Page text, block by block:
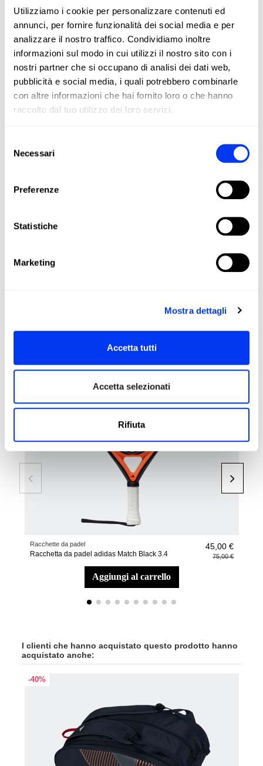
Utilizziamo i cookie per personalizzare contenuti ed
annunci, per fornire funzionalità dei social media e per
analizzare il nostro traffico. Condividiamo inoltre
informazioni sul modo in cui utilizzi il nostro sito con i
nostri partner che si occupano di analisi dei dati web,
pubblicità e social media, i quali potrebbero combinarle
con altre informazioni che hai fornito loro o che hanno
raccolto dal tuo utilizzo dei loro servizi.
delNecessari
Preferenze
Statistiche
Marketing
Mostra dettagli
Accetta tutti
Accetta selezionati
Rifiuta
Racchette da padel
Racchetta da padel adidas Match Black 3.4
45,00 €
75,00 €
aggiungi al carrello
I clienti che hanno acquistato questo prodotto hanno
acquistato anche:
-40%